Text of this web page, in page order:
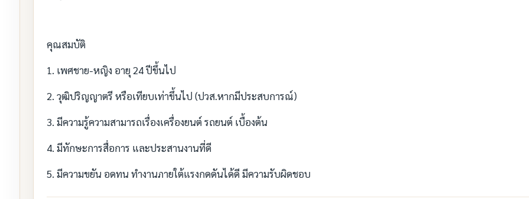
คุณสมบัติ
1. เพศชาย-หญิง อายุ 24 ปีขึ้นไป
2. วุฒิปริญญาตรี หรือเทียบเท่าขึ้นไป (ปวส.หากมีประสบการณ์)
3. มีความรู้ความสามารถเรื่องเครื่องยนต์ รถยนต์ เบื้องต้น
4. มีทักษะการสื่อการ และประสานงานที่ดี
5. มีความขยัน อดทน ทำงานภายใต้แรงกดดันได้ดี มีความรับผิดชอบ